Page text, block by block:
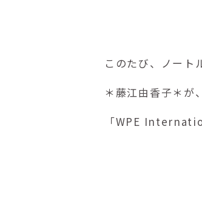
このたび、ノート
＊藤江由香子＊が
「WPE